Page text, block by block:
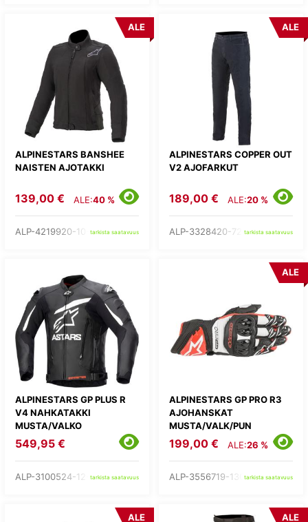
ALPINESTARS BANSHEE
NAISTEN AJOTAKKI
ALE
139,00 € ALE:40 %
ALP-4219920-10- tarkista saatavuus
ALPINESTARS COPPER OUT
V2 AJOFARKUT
ALE
189,00 € ALE:20 %
ALP-3328420-7203-tarkista saatavuus
ALPINESTARS GP PLUS R
V4 NAHKATAKKI
MUSTA/VALKO
549,95 €
ALP-3100524-12- tarkista saatavuus
ALPINESTARS GP PRO R3
AJOHANSKAT
MUSTA/VALK/PUN
ALE
199,00 € ALE:26 %
ALP-3556719-1304-tarkista saatavuus
ALE ALE